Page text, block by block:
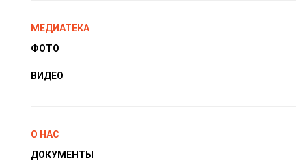
МЕДИАТЕКА
ФОТО
ВИДЕО
О НАС
ДОКУМЕНТЫ